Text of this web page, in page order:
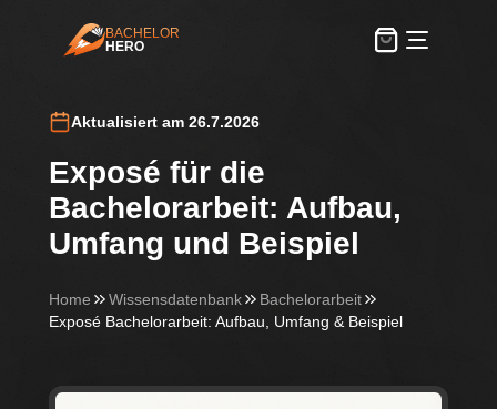
BachelorHero
BACHELOR
HERO
Aktualisiert am 26.7.2026
Exposé für die
Bachelorarbeit: Aufbau,
Umfang und Beispiel
Home Wissensdatenbank
Bachelorarbeit
Exposé Bachelorarbeit: Aufbau, Umfang & Beispiel